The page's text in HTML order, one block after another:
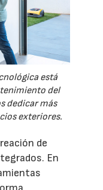
está
del
dedicar más
exteriores.
de
En